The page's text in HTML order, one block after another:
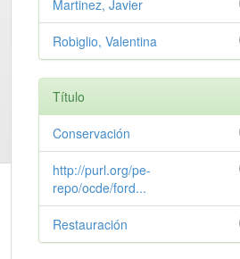
Martinez, Javier
Robiglio, Valentina
Título
Conservación
http://purl.org/pe-
repo/ocde/ford...
Restauración